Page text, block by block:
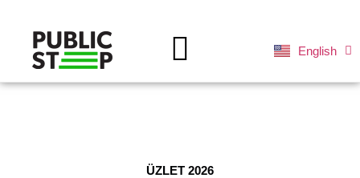
English
Deutsch
ÜZLET 2026